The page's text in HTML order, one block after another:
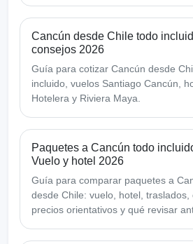
Cancún desde Chile todo
consejos 2026
Guía para cotizar Cancún desde
incluido, vuelos Santiago Cancún,
Hotelera y Riviera Maya.
Paquetes a Cancún todo
Vuelo y hotel 2026
Guía para comparar paquetes a
desde Chile: vuelo, hotel, traslados,
precios orientativos y qué revisar